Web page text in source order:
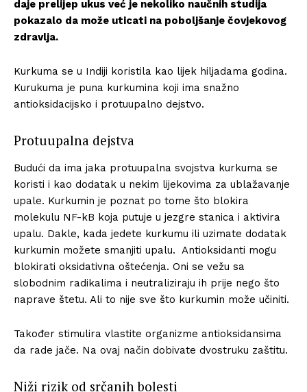
daje prelijep ukus već je nekoliko naučnih studija
pokazalo da može uticati na poboljšanje čovjekovog
zdravlja.
Kurkuma se u Indiji koristila kao lijek hiljadama godina.
Kurukuma je puna kurkumina koji ima snažno
antioksidacijsko i protuupalno dejstvo.
Protuupalna dejstva
Budući da ima jaka protuupalna svojstva kurkuma se
koristi i kao dodatak u nekim lijekovima za ublažavanje
upale. Kurkumin je poznat po tome što blokira
molekulu NF-kB koja putuje u jezgre stanica i aktivira
upalu. Dakle, kada jedete kurkumu ili uzimate dodatak
kurkumin možete smanjiti upalu. Antioksidanti mogu
blokirati oksidativna oštećenja. Oni se vežu sa
slobodnim radikalima i neutraliziraju ih prije nego što
naprave štetu. Ali to nije sve što kurkumin može učiniti.
Također stimulira vlastite organizme antioksidansima
da rade jače. Na ovaj način dobivate dvostruku zaštitu.
Niži rizik od srčanih bolesti